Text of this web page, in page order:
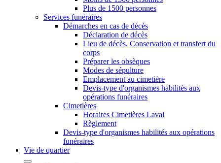
Plus de 1500 personnes
Services funéraires
Démarches en cas de décès
Déclaration de décès
Lieu de décès, Conservation et transfert du
corps
Préparer les obsèques
Modes de sépulture
Emplacement au cimetière
Devis-type d'organismes habilités aux
opérations funéraires
Cimetières
Horaires Cimetières Laval
Règlement
Devis-type d'organismes habilités aux opérations
funéraires
Vie de quartier